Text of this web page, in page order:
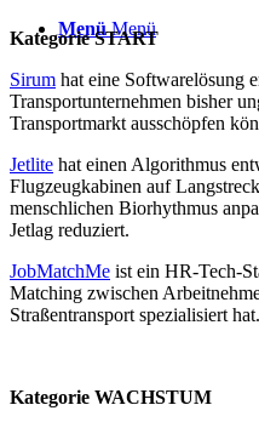
Menü Menü
Kategorie START
Sirum hat eine Softwarelösung
Transportunternehmen bisher
Transportmarkt ausschöpfen
Jetlite hat einen Algorithmus
Flugzeugkabinen auf
menschlichen Biorhythmus
Jetlag reduziert.
JobMatchMe ist ein HR-Tech-
Matching zwischen
Straßentransport spezialisiert hat.
Kategorie WACHSTUM